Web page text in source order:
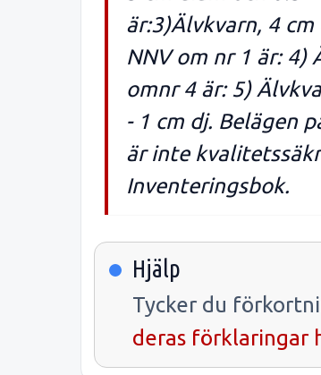
är:3)Älvkvarn, 4
NNV om nr 1 är: 4)
omnr 4 är: 5)
- 1 cm dj. Belägen
är inte
Inventeringsbok.
Hjälp
Tycker du
deras förklaringar